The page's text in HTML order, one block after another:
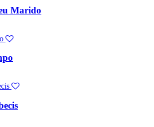
Marido